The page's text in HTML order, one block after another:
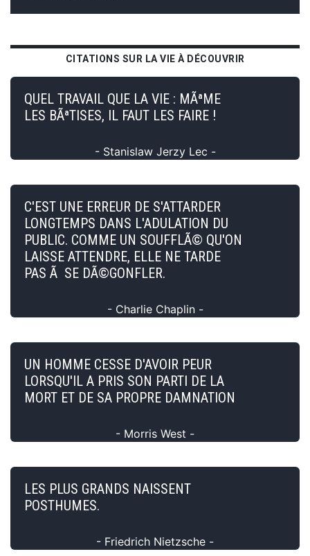
CITATIONS SUR LA VIE À DÉCOUVRIR
QUEL TRAVAIL QUE LA VIE : MÃªME
LES BÃªTISES, IL FAUT LES FAIRE !
- Stanislaw Jerzy Lec -
C'EST UNE ERREUR DE S'ATTARDER
LONGTEMPS DANS L'ADULATION DU
PUBLIC. COMME UN SOUFFLÃ© QU'ON
LAISSE ATTENDRE, ELLE NE TARDE
PAS Ã SE DÃ©GONFLER.
- Charlie Chaplin -
UN HOMME CESSE D'AVOIR PEUR
LORSQU'IL A PRIS SON PARTI DE LA
MORT ET DE SA PROPRE DAMNATION
- Morris West -
LES PLUS GRANDS NAISSENT
POSTHUMES.
- Friedrich Nietzsche -